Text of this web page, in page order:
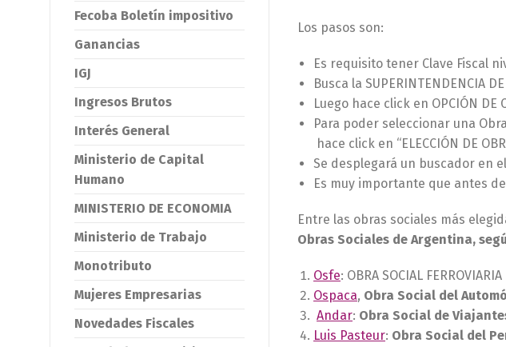
Los pasos son:
Es requisito tener Clave Fiscal
Busca la SUPERINTENDENCIA
Luego hace click en OPCIÓN DE
Para poder seleccionar una
hace click en “ELECCIÓN DE
Se desplegará un buscador en
Es muy importante que antes
Entre las obras sociales más
Obras Sociales de Argentina,
Osfe: OBRA SOCIAL FERROVIARIA
Ospaca, Obra Social del
Andar: Obra Social de
Luis Pasteur: Obra Social del
Fecoba Boletín impositivo
Ganancias
IGJ
Ingresos Brutos
Interés General
Ministerio de Capital
Humano
MINISTERIO DE ECONOMIA
Ministerio de Trabajo
Monotributo
Mujeres Empresarias
Novedades Fiscales